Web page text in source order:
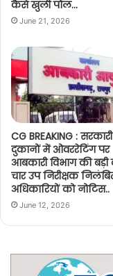
कैसे खुली पोल…
June 21, 2026
CG BREAKING :
दुकानों में ओवररेटिंग पर
आबकारी विभाग की बड़ी
चार उप निरीक्षक
अधिकारियों को नोटिस..
June 12, 2026